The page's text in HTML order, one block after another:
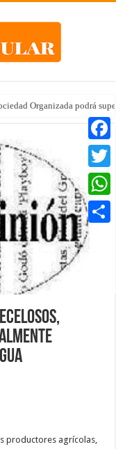
Organizada podrá
productores agrícolas,
Twitter